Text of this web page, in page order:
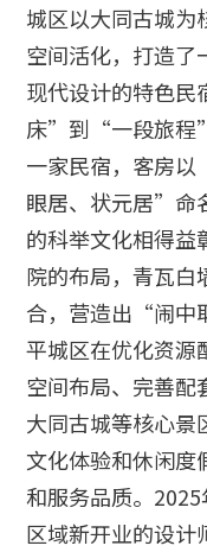
城区以大同古城为
空间活化，打造了
现代设计的特色
床”到“一段旅程
一家民宿，客房
眼居、状元居”
的科举文化相得益
院的布局，青瓦白
合，营造出“闹中
平城区在优化资源
空间布局、完善配
大同古城等核心景
文化体验和休闲度
和服务品质。
区域新开业的设计